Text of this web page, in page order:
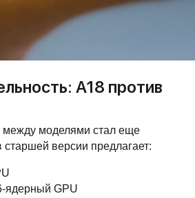
A18 против
между моделями стал еще
старшей версии предлагает:
ядерный GPU